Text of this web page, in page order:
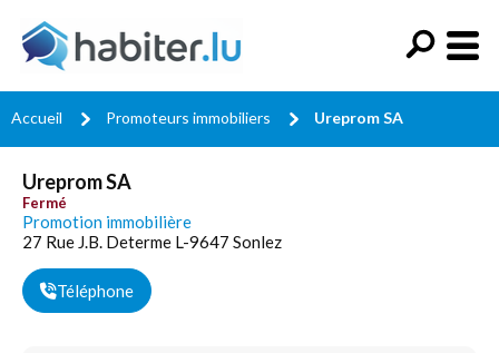
Accueil Promoteurs immobiliers Ureprom SA
Ureprom SA
Fermé
Promotion immobilière
27 Rue J.B. Determe L-9647 Sonlez
Téléphone